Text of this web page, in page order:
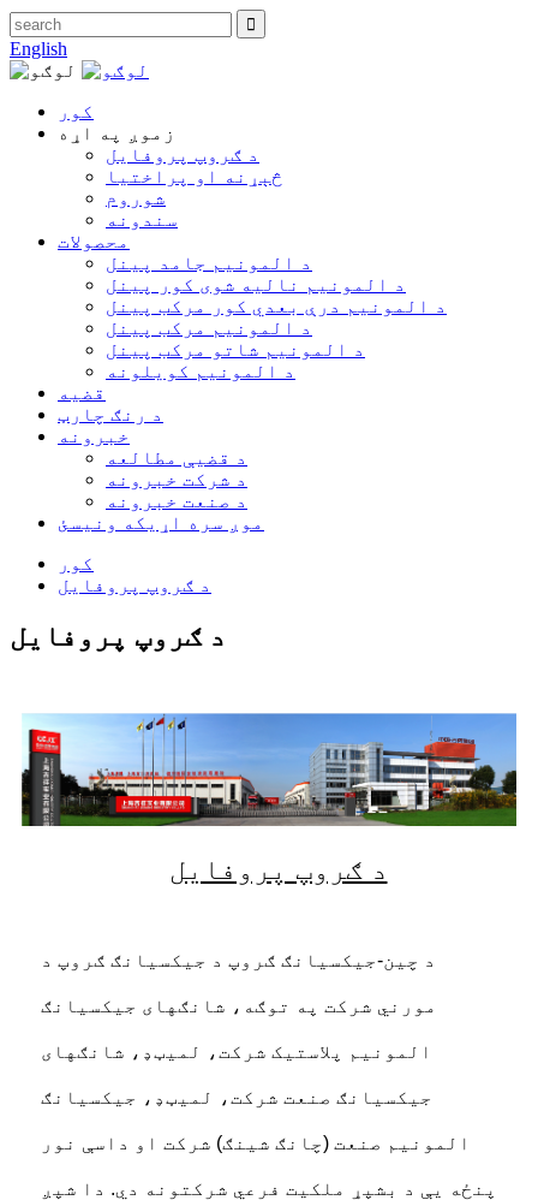
English
کور
زموږ په اړه
د ګروپ پروفایل
څېړنه او پراختیا
شوروم
سندونه
محصولات
د المونیم جامد پینل
د المونیم نالیه شوی کور پینل
د المونیم درې بعدي کور مرکب پینل
د المونیم مرکب پینل
د المونیم شاتو مرکب پینل
د المونیم کویلونه
قضیه
د رنګ چارټ
خبرونه
د قضیې مطالعه
د شرکت خبرونه
د صنعت خبرونه
موږ سره اړیکه ونیسئ
کور
د ګروپ پروفایل
د ګروپ پروفایل
د ګروپ پروفایل
د چین-جیکسیانګ ګروپ د جیکسیانګ ګروپ د
مورني شرکت په توګه، شانګهای جیکسیانګ
المونیم پلاستیک شرکت، لمیټډ، شانګهای
جیکسیانګ صنعت شرکت، لمیټډ، جیکسیانګ
المونیم صنعت (چانګ شینګ) شرکت او داسې نور
پنځه یې د بشپړ ملکیت فرعي شرکتونه دي. دا شپږ